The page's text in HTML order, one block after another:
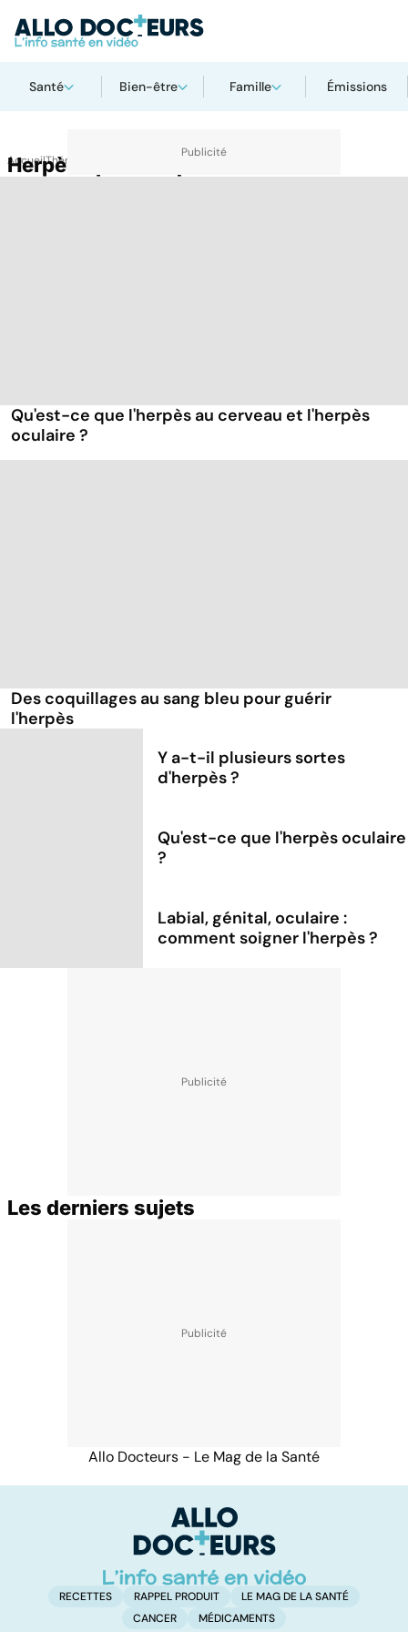
Santé Bien-être Famille Émissions
AccueilThématiques
Herpès ophtalmique
Qu'est-ce que l'herpès au cerveau et l'herpès
oculaire ?
Des coquillages au sang bleu pour guérir
l'herpès
Y a-t-il plusieurs sortes
d'herpès ?
Qu'est-ce que l'herpès oculaire
?
Labial, génital, oculaire :
comment soigner l'herpès ?
Les derniers sujets
Allo Docteurs - Le Mag de la Santé
RECETTES RAPPEL PRODUIT
LE MAG DE LA SANTÉ
CANCER
MÉDICAMENTS